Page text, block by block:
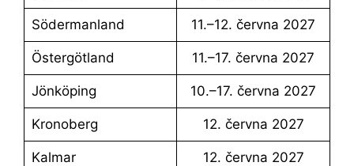
Södermanland 11.–12. června 2027
Östergötland 11.–17. června 2027
Jönköping 10.–17. června 2027
Kronoberg 12. června 2027
Kalmar 12. června 2027